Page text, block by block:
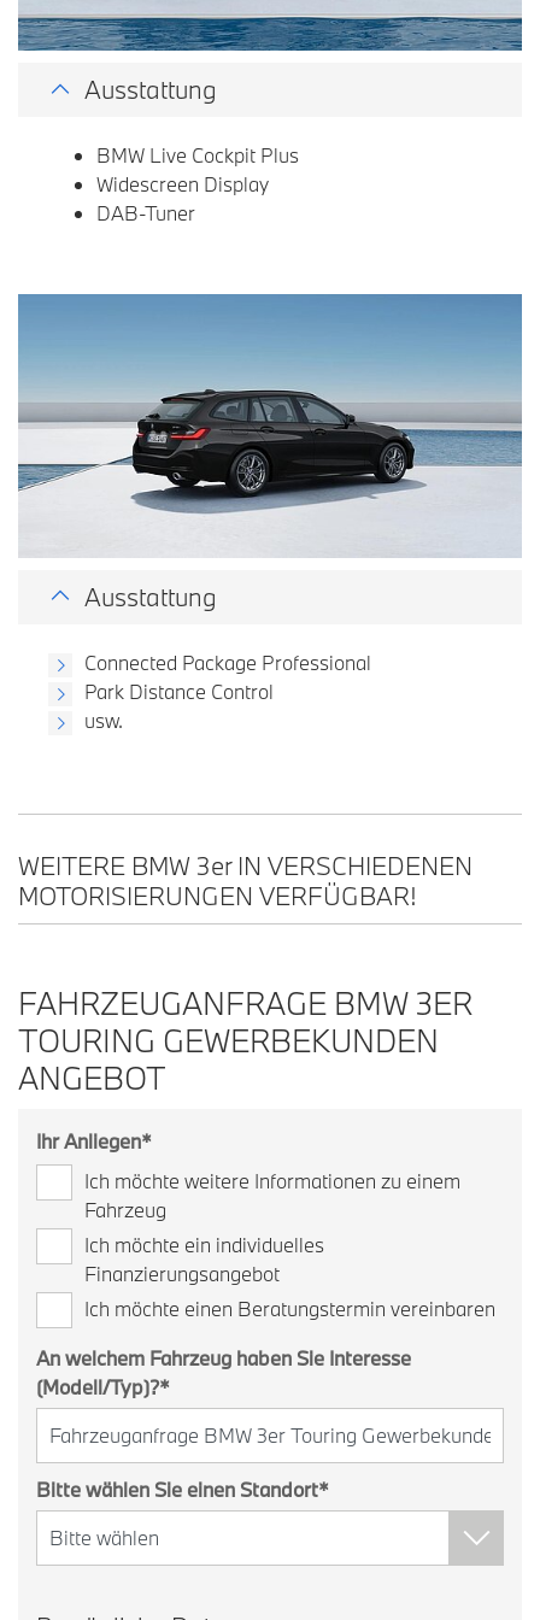
Ausstattung
BMW Live Cockpit Plus
Widescreen Display
DAB-Tuner
Ausstattung
Connected Package Professional
Park Distance Control
usw.
WEITERE BMW 3erIN VERSCHIEDENEN
MOTORISIERUNGEN VERFÜGBAR!
FAHRZEUGANFRAGE BMW 3ER
TOURING GEWERBEKUNDEN
ANGEBOT
Ihr Anliegen*
Ich möchte weitere Informationen zu einem
Fahrzeug
Ich möchte ein individuelles
Finanzierungsangebot
Ich möchte einen Beratungstermin vereinbaren
An welchem Fahrzeug haben Sie Interesse
(Modell/Typ)?*
Bitte wählen Sie einen Standort*